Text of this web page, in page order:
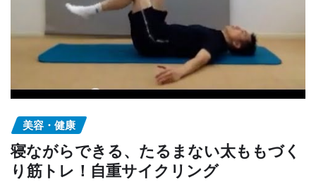
美容・健康
寝ながらできる、たるまない太ももづく
り筋トレ！自重サイクリング